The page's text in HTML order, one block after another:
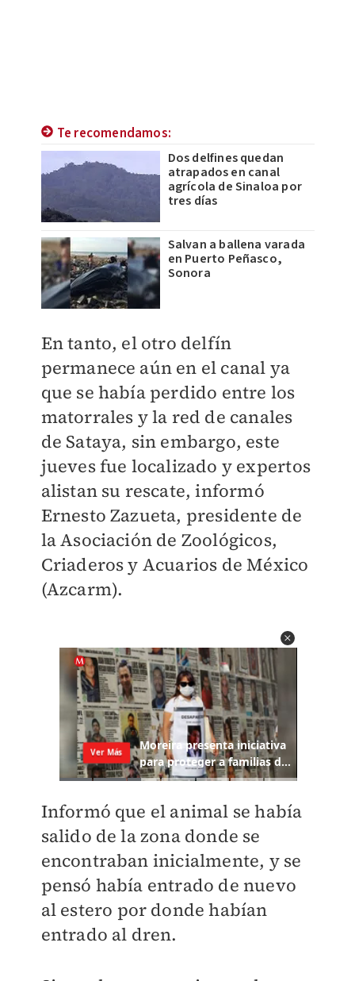
Te recomendamos:
Dos delfines quedan
atrapados en canal
agrícola de Sinaloa por
tres días
Salvan a ballena varada
en Puerto Peñasco,
Sonora
En tanto, el otro delfín
permanece aún en el canal ya
que se había perdido entre los
matorrales y la red de canales
de Sataya, sin embargo, este
jueves fue localizado y expertos
alistan su rescate, informó
Ernesto Zazueta, presidente de
la Asociación de Zoológicos,
Criaderos y Acuarios de México
(Azcarm).
Informó que el animal se había
salido de la zona donde se
encontraban inicialmente, y se
pensó había entrado de nuevo
al estero por donde habían
entrado al dren.